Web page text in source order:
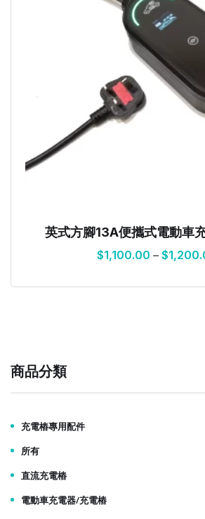
英式方腳13A便攜式電動車
$1,100.00 – $
商品分類
充電樁專用配件
所有
直流充電樁
電動車充電器/充電樁